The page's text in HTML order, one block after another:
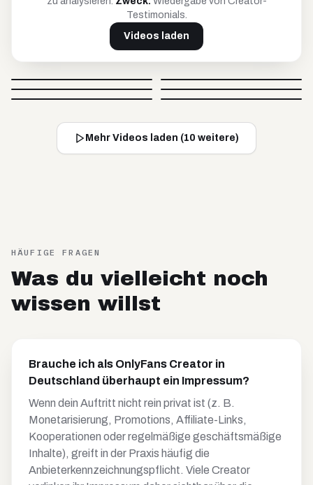
Testimonials.
Videos laden
Video blockiert Video blockiert
Video blockiert Video blockiert
Mehr Videos laden (10 weitere)
HÄUFIGE FRAGEN
Was du vielleicht noch
wissen willst
Brauche ich als OnlyFans Creator in
Deutschland überhaupt ein Impressum?
Wenn dein Auftritt nicht rein privat ist (z. B.
Monetarisierung, Promotions, Affiliate-Links,
Kooperationen oder regelmäßige geschäftsmäßige
Inhalte), greift in der Praxis häufig die
Anbieterkennzeichnungspflicht. Viele Creator